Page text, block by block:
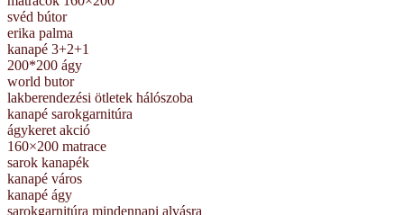
svéd bútor
erika palma
kanapé 3+2+1
200*200 ágy
world butor
lakberendezési ötletek hálószoba
kanapé sarokgarnitúra
ágykeret akció
160×200 matrace
sarok kanapék
kanapé város
kanapé ágy
sarokgarnitúra mindennapi alvásra